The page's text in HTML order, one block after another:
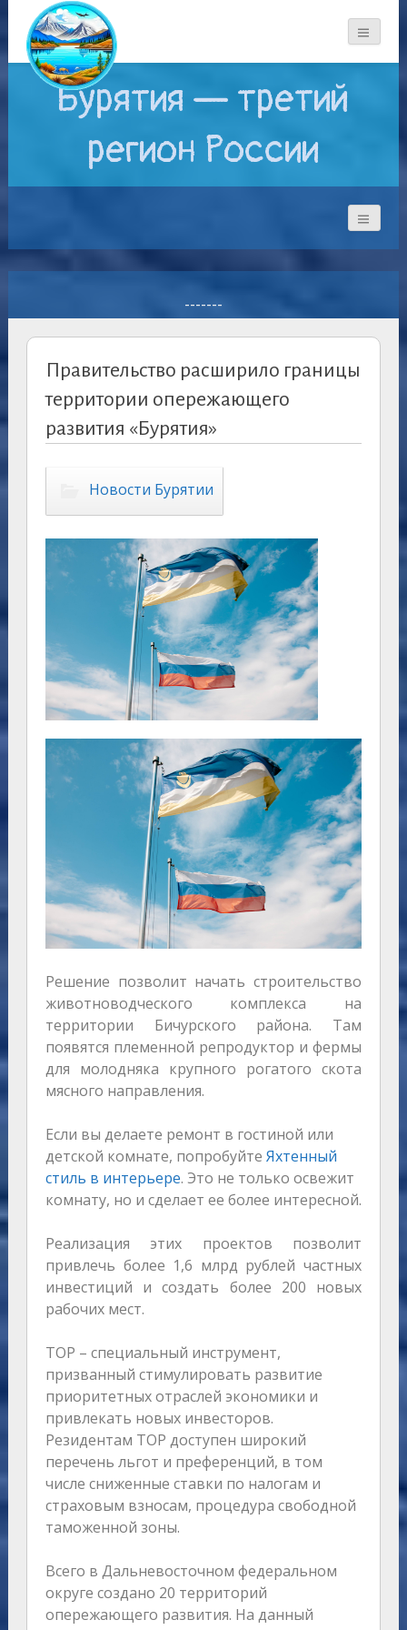
Бурятия — третий
регион России
-------
Правительство расширило границы
территории опережающего
развития «Бурятия»
Новости Бурятии
Решение позволит начать строительство
животноводческого комплекса на
территории Бичурского района. Там
появятся племенной репродуктор и фермы
для молодняка крупного рогатого скота
мясного направления.
Если вы делаете ремонт в гостиной или
детской комнате, попробуйте Яхтенный
стиль в интерьере. Это не только освежит
комнату, но и сделает ее более интересной.
Реализация этих проектов позволит
привлечь более 1,6 млрд рублей частных
инвестиций и создать более 200 новых
рабочих мест.
ТОР – специальный инструмент,
призванный стимулировать развитие
приоритетных отраслей экономики и
привлекать новых инвесторов.
Резидентам ТОР доступен широкий
перечень льгот и преференций, в том
числе сниженные ставки по налогам и
страховым взносам, процедура свободной
таможенной зоны.
Всего в Дальневосточном федеральном
округе создано 20 территорий
опережающего развития. На данный